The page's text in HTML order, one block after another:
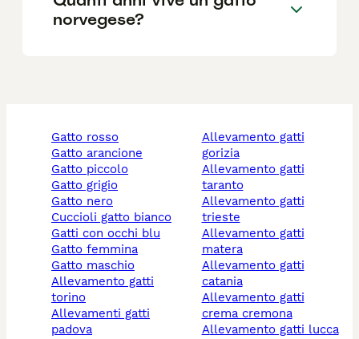
norvegese?
gatto rosso
gatto arancione
gatto piccolo
gatto grigio
gatto nero
cuccioli gatto bianco
gatti con occhi blu
gatto femmina
gatto maschio
allevamento gatti
torino
allevamenti gatti
padova
allevamento gatti
gorizia
allevamento gatti
taranto
allevamento gatti
trieste
allevamento gatti
matera
allevamento gatti
catania
allevamento gatti
crema cremona
allevamento gatti lucca